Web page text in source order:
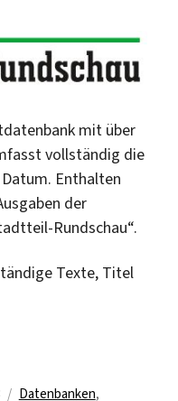
mit über
vollständig die
Enthalten
der
Rundschau“.
Texte, Titel
Kategorien
Datenbanken,